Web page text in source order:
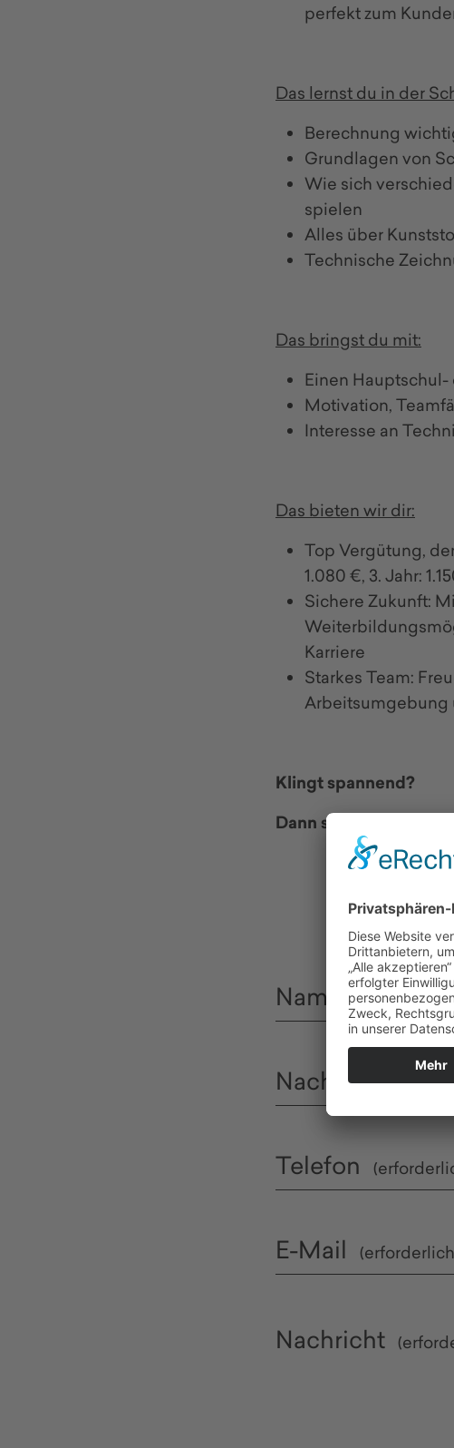
Hans Fleig GmbH
Breitmatten 38
77933 Lahr
perfekt zum
Das lernst du in der
Berechnung
Grundlagen von
Wie sich
spielen
Alles über
Technische
Das bringst du mit:
Einen
Motivation,
Interesse an
Das bieten wir dir:
Top Vergütung,
1.080 €, 3. Jahr:
Sichere Zukunft:
Karriere
Starkes Team:
Arbeitsumgebung
Klingt spannend?
Dann starte deine
Name (erforderlich)
Nachname
Telefon
E-Mail
Nachricht